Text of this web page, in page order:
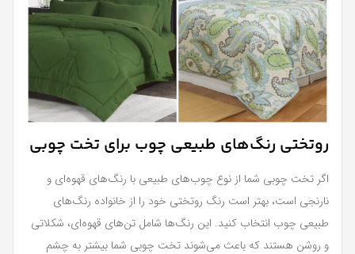
روتختی رنگ‌های طبیعی چوب برای تخت چوبی
اگر تخت چوبی شما از نوع چوب‌های طبیعی با رنگ‌های قهوه‌ای و
نارنجی است، بهتر است رنگ روتختی خود را از خانواده رنگ‌های
طبیعی چوب انتخاب کنید. این رنگ‌ها شامل تن‌های قهوه‌ای، شکلاتی
و روشن هستند که باعث می‌شوند تخت چوبی شما بیشتر به چشم